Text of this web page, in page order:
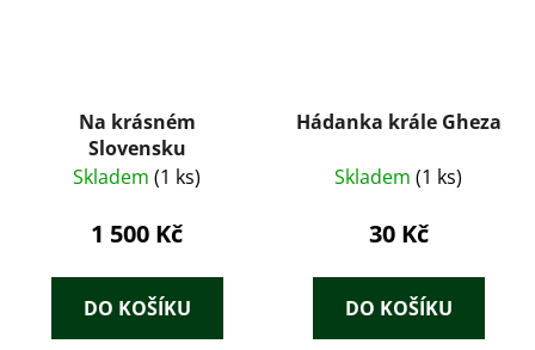
Na krásném
Slovensku
Skladem (1 ks)
1 500 Kč
DO KOŠÍKU
Hádanka krále Gheza
Skladem (1 ks)
30 Kč
DO KOŠÍKU